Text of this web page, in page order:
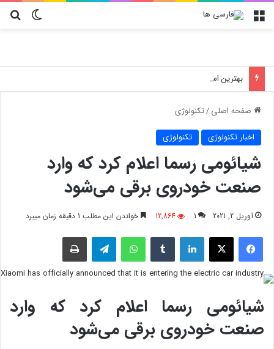
تغییر منو
صفحه اصلی/تکنولوژی
اخبار تکنولوژی تکنولوژی
شیائومی رسما اعلام کرد که وارد
صنعت خودروی برقی می‌شود
آوریل 2, 2021 1
12,864 خواندن این مطلب 1 دقیقه زمان میبرد
فیسبوک لینکدین واتس آپ
شیائومی رسما اعلام کرد که وارد
صنعت خودروی برقی می‌شود